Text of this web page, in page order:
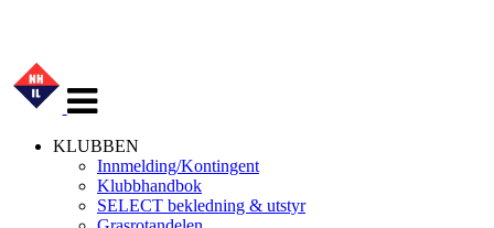
navigasjon
KLUBBEN
Innmelding/Kontingent
Klubbhandbok
SELECT bekledning & utstyr